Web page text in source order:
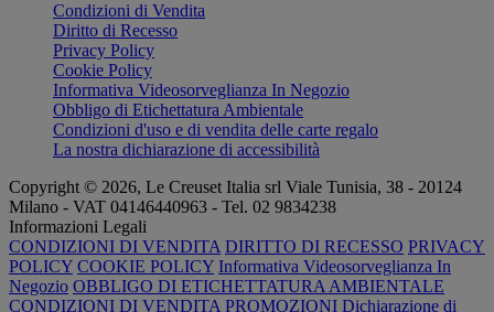
Condizioni di Vendita
Diritto di Recesso
Privacy Policy
Cookie Policy
Informativa Videosorveglianza In Negozio
Obbligo di Etichettatura Ambientale
Condizioni d'uso e di vendita delle carte regalo
La nostra dichiarazione di accessibilità
Copyright © 2026, Le Creuset Italia srl ​​Viale Tunisia, 38 - 20124
Milano - VAT 04146440963 - Tel. 02 9834238
Informazioni Legali
CONDIZIONI DI VENDITA DIRITTO DI RECESSO PRIVACY
POLICY COOKIE POLICY Informativa Videosorveglianza In
Negozio OBBLIGO DI ETICHETTATURA AMBIENTALE
CONDIZIONI DI VENDITA PROMOZIONI Dichiarazione di